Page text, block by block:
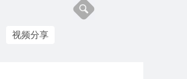
视频分享